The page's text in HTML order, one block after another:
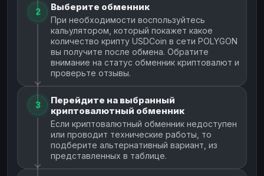
2 Выберите обменник
При необходимости воспользуйтесь
кальулятором, который покажет какое
количество крипту USDCoin в сети POLYGON
вы получите после обмена. Обратите
внимание на статус обменник криптовалют и
проверьте отзывы.
3
Перейдите на выбранный
криптовалютный обменник
Если криптовалютный обменник недоступен
или проводит технические работы, то
подберите альтернативный вариант, из
представленных в таблице.